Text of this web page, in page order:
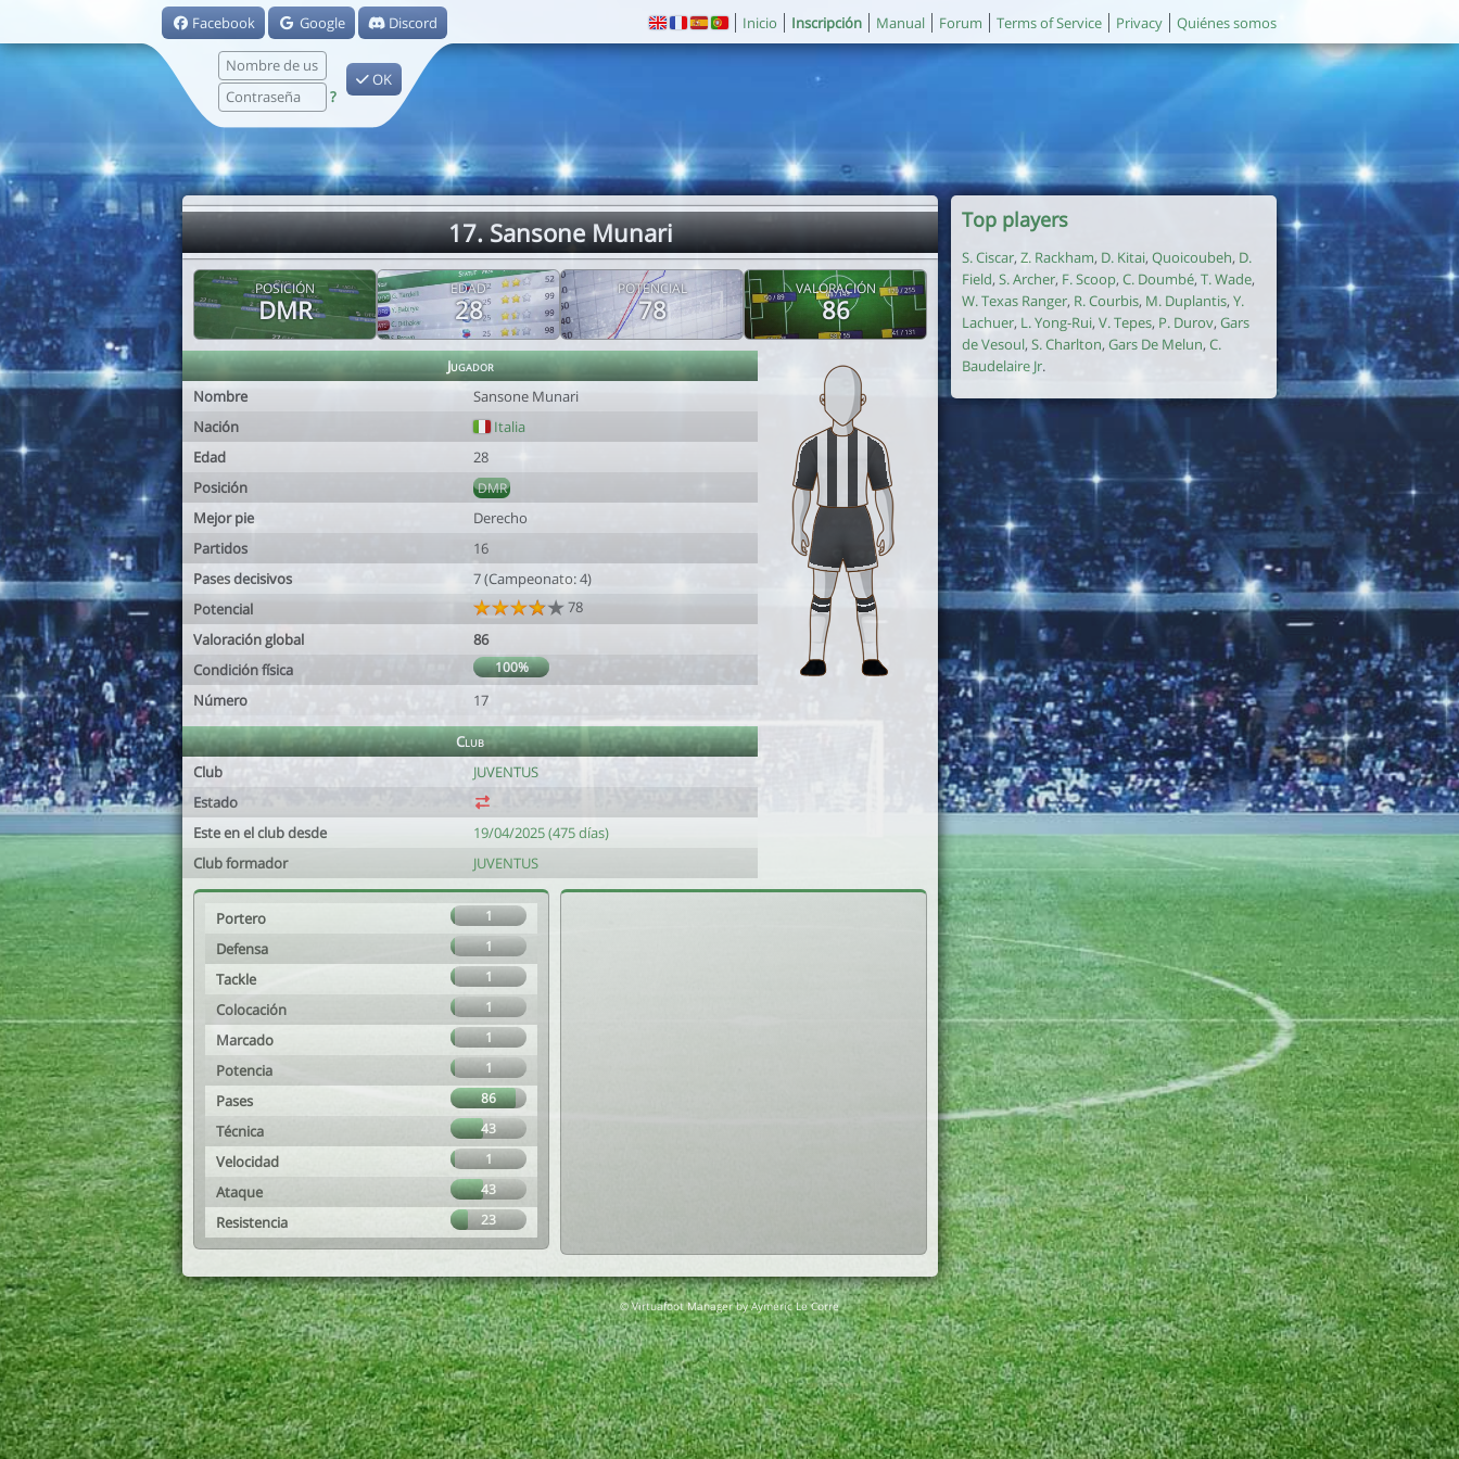
Facebook Google Discord
?
OK
Inicio Inscripción Manual Forum Terms of Service Privacy Quiénes somos
17. Sansone Munari
POSICIÓN
DMR
EDAD
28
POTENCIAL
78
VALORACIÓN
86
Jugador
Nombre
Sansone Munari
Nación
Italia
Edad
28
Posición
DMR
Mejor pie
Derecho
Partidos
16
Pases decisivos
7 (Campeonato: 4)
Potencial
78
Valoración global
86
Condición física
100%
Número 17
Club
Club
JUVENTUS
Estado
Este en el club desde
19/04/2025 (475 días)
Club formador
JUVENTUS
Portero 1
Defensa 1
Tackle 1
Colocación 1
Marcado 1
Potencia 1
Pases 86
Técnica 43
Velocidad 1
Ataque 43
Resistencia 23
Top players
S. Ciscar, Z. Rackham, D. Kitai, Quoicoubeh, D.
Field, S. Archer, F. Scoop, C. Doumbé, T. Wade,
W. Texas Ranger, R. Courbis, M. Duplantis, Y.
Lachuer, L. Yong-Rui, V. Tepes, P. Durov, Gars
de Vesoul, S. Charlton, Gars De Melun, C.
Baudelaire Jr.
© Virtuafoot Manager by Aymeric Le Corre